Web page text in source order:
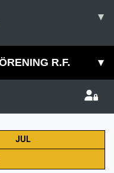
▾
R.F. ▾
JUL